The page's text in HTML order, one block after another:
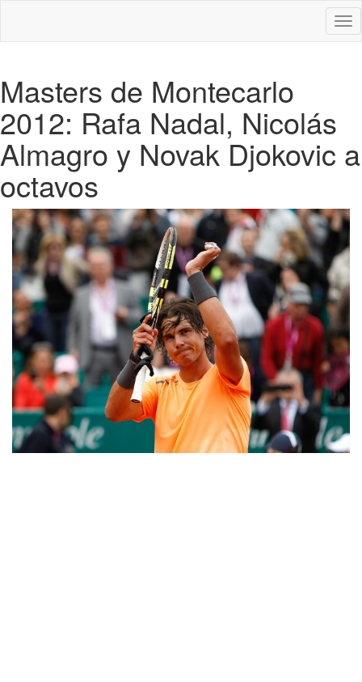
Masters de Montecarlo
2012: Rafa Nadal, Nicolás
Almagro y Novak Djokovic a
octavos